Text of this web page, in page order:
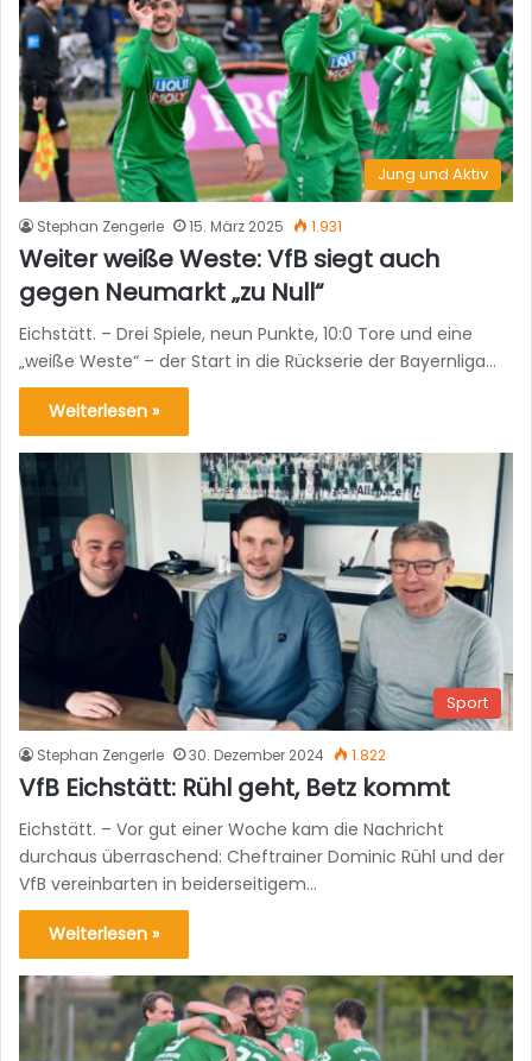
Jung und Aktiv
Stephan Zengerle 15. März 2025 1.931
Weiter weiße Weste: VfB siegt auch
gegen Neumarkt „zu Null“
Eichstätt. – Drei Spiele, neun Punkte, 10:0 Tore und eine
„weiße Weste“ – der Start in die Rückserie der Bayernliga…
Weiterlesen »
Sport
Stephan Zengerle 30. Dezember 2024 1.822
VfB Eichstätt: Rühl geht, Betz kommt
Eichstätt. – Vor gut einer Woche kam die Nachricht
durchaus überraschend: Cheftrainer Dominic Rühl und der
VfB vereinbarten in beiderseitigem…
Weiterlesen »